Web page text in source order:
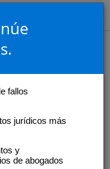
fallos
jurídicos más
y
de abogados